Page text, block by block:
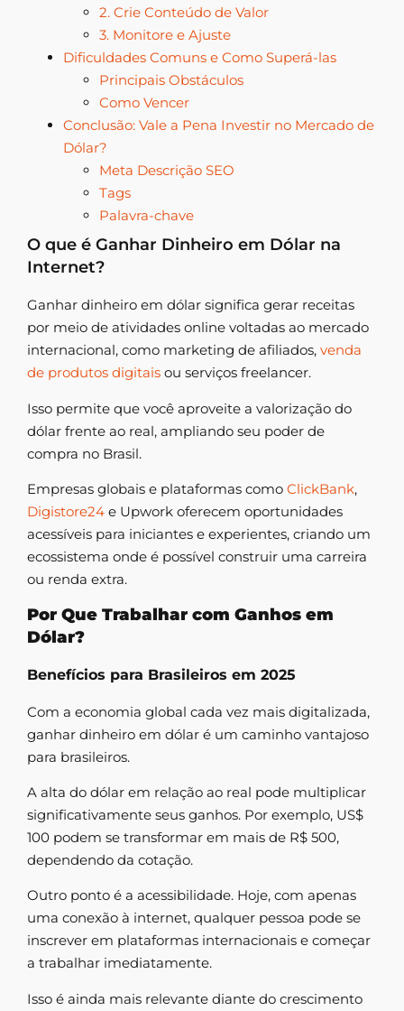
2. Crie Conteúdo de Valor
3. Monitore e Ajuste
Dificuldades Comuns e Como Superá-las
Principais Obstáculos
Como Vencer
Conclusão: Vale a Pena Investir no Mercado de
Dólar?
Meta Descrição SEO
Tags
Palavra-chave
O que é Ganhar Dinheiro em Dólar na
Internet?
Ganhar dinheiro em dólar significa gerar receitas
por meio de atividades online voltadas ao mercado
internacional, como marketing de afiliados, venda
de produtos digitais ou serviços freelancer.
Isso permite que você aproveite a valorização do
dólar frente ao real, ampliando seu poder de
compra no Brasil.
Empresas globais e plataformas como ClickBank,
Digistore24 e Upwork oferecem oportunidades
acessíveis para iniciantes e experientes, criando um
ecossistema onde é possível construir uma carreira
ou renda extra.
Por Que Trabalhar com Ganhos em
Dólar?
Benefícios para Brasileiros em 2025
Com a economia global cada vez mais digitalizada,
ganhar dinheiro em dólar é um caminho vantajoso
para brasileiros.
A alta do dólar em relação ao real pode multiplicar
significativamente seus ganhos. Por exemplo, US$
100 podem se transformar em mais de R$ 500,
dependendo da cotação.
Outro ponto é a acessibilidade. Hoje, com apenas
uma conexão à internet, qualquer pessoa pode se
inscrever em plataformas internacionais e começar
a trabalhar imediatamente.
Isso é ainda mais relevante diante do crescimento